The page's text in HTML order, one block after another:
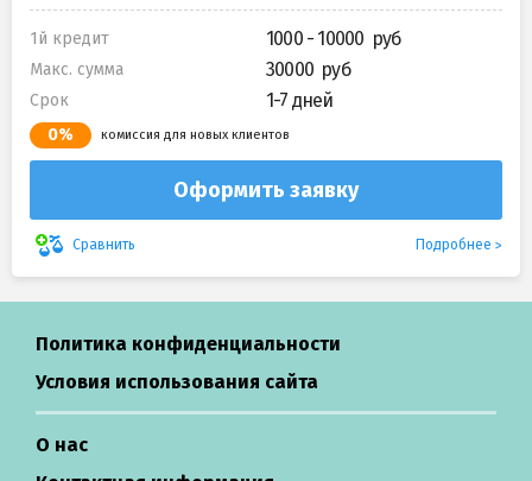
1й кредит 1000 - 10000
Макс. сумма 30000
Срок 1-7 дней
0% комиссия для новых клиентов
Оформить заявку
Сравнить Подробнее
Политика конфиденциальности
Условия использования сайта
О нас